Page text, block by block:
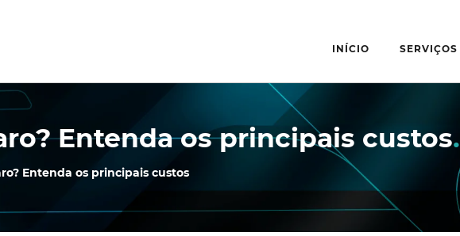
INÍCIO SERVIÇOS
Entenda os principais custos.
Entenda os principais custos